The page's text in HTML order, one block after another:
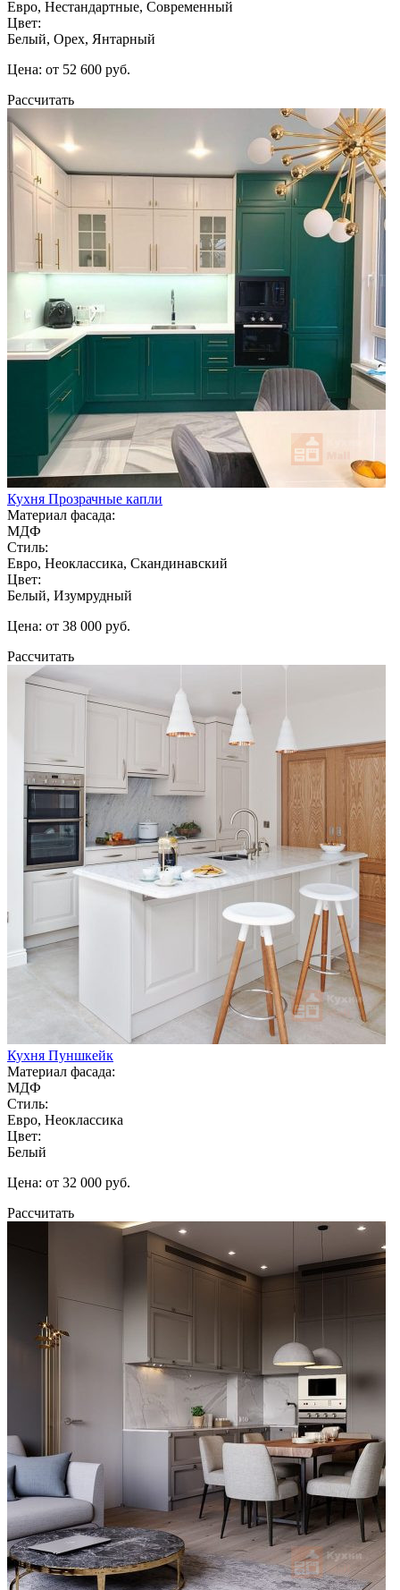
Евро, Нестандартные, Современный
Цвет:
Белый, Орех, Янтарный
Цена: от 52 600 руб.
Рассчитать
Кухня Прозрачные капли
Материал фасада:
МДФ
Стиль:
Евро, Неоклассика, Скандинавский
Цвет:
Белый, Изумрудный
Цена: от 38 000 руб.
Рассчитать
Кухня Пуншкейк
Материал фасада:
МДФ
Стиль:
Евро, Неоклассика
Цвет:
Белый
Цена: от 32 000 руб.
Рассчитать